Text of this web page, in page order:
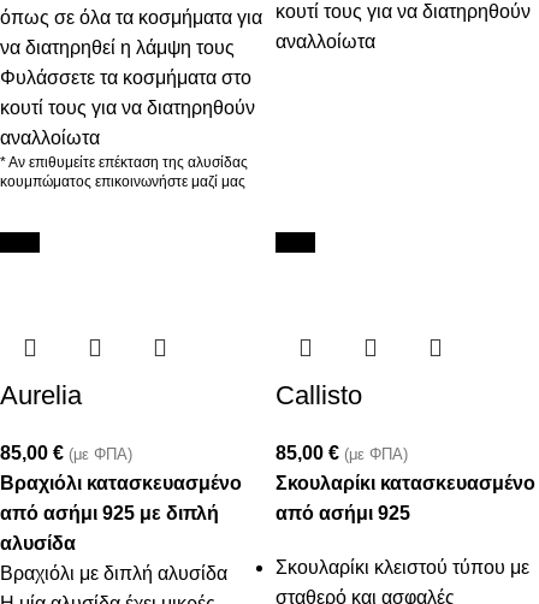
όπως σε όλα τα κοσμήματα για
να διατηρηθεί η λάμψη τους
Φυλάσσετε τα κοσμήματα στο
κουτί τους για να διατηρηθούν
αναλλοίωτα
* Αν επιθυμείτε επέκταση της αλυσίδας
κουμπώματος επικοινωνήστε μαζί μας
κουτί τους για να διατηρηθούν
αναλλοίωτα
Aurelia
85,00 € (με ΦΠΑ)
Βραχιόλι κατασκευασμένo
από ασήμι 925 με διπλή
αλυσίδα
Βραχιόλι με διπλή αλυσίδα
Callisto
85,00 € (με ΦΠΑ)
Σκουλαρίκι κατασκευασμένο
από ασήμι 925
Σκουλαρίκι κλειστού τύπου με
σταθερό και ασφαλές